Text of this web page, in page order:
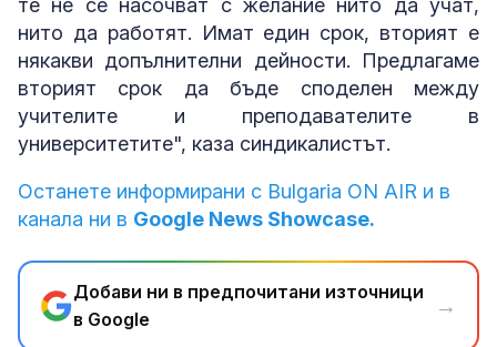
те не се насочват с желание нито да учат,
нито да работят. Имат един срок, вторият е
някакви допълнителни дейности. Предлагаме
вторият срок да бъде споделен между
учителите и преподавателите в
университетите", каза синдикалистът.
Останете информирани с Bulgaria ON AIR и в
канала ни в Google News Showcase.
Добави ни в предпочитани източници
в Google
→